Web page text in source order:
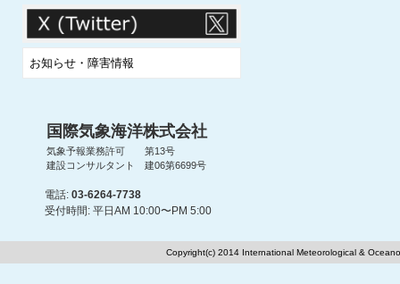
お知らせ・障害情報
国際気象海洋株式会社
気象予報業務許可 第13号
建設コンサルタント 建06第6699号
電話: 03-6264-7738
受付時間: 平日AM 10:00〜PM 5:00
Copyright(c) 2014 International Meteorological &